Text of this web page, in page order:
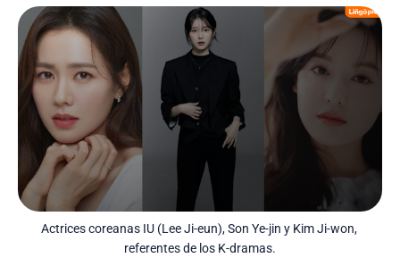
Actrices coreanas IU (Lee Ji-eun), Son Ye-jin y Kim Ji-won,
referentes de los K-dramas.